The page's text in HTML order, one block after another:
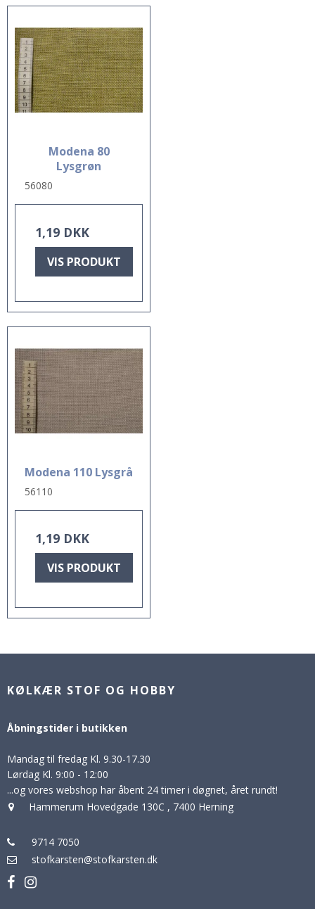
Modena 80
Lysgrøn
56080
1,19 DKK
VIS PRODUKT
Modena 110 Lysgrå
56110
1,19 DKK
VIS PRODUKT
KØLKÆR STOF OG HOBBY
Åbningstider i butikken
Mandag til fredag Kl. 9.30-17.30
Lørdag Kl. 9:00 - 12:00
...og vores webshop har åbent 24 timer i døgnet, året rundt!
Hammerum Hovedgade 130C , 7400 Herning
9714 7050
stofkarsten@stofkarsten.dk